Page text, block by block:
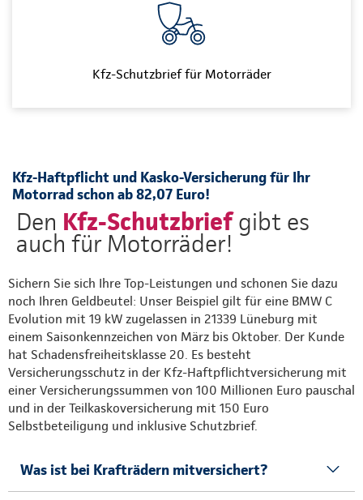
Kfz-Schutzbrief für Motorräder
Kfz-Haftpflicht und Kasko-Versicherung für Ihr
Motorrad schon ab 82,07 Euro!
Den Kfz-Schutzbriefgibt es
auch für Motorräder!
Sichern Sie sich Ihre Top-Leistungen und schonen Sie dazu
noch Ihren Geldbeutel: Unser Beispiel gilt für eine BMW C
Evolution mit 19 kW zugelassen in 21339 Lüneburg mit
einem Saisonkennzeichen von März bis Oktober. Der Kunde
hat Schadensfreiheitsklasse 20. Es besteht
Versicherungsschutz in der Kfz-Haftpflichtversicherung mit
einer Versicherungssummen von 100 Millionen Euro pauschal
und in der Teilkaskoversicherung mit 150 Euro
Selbstbeteiligung und inklusive Schutzbrief.
Was ist bei Krafträdern mitversichert?